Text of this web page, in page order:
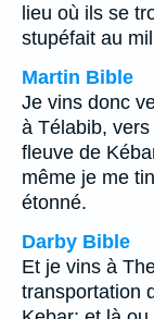
lieu où ils se
stupéfait au
Martin Bible
Je vins donc
à Télabib,
fleuve de
même je me
étonné.
Darby Bible
Et je vins à
transportation